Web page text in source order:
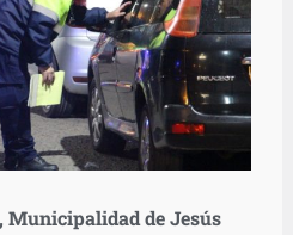
Municipalidad de Jesús